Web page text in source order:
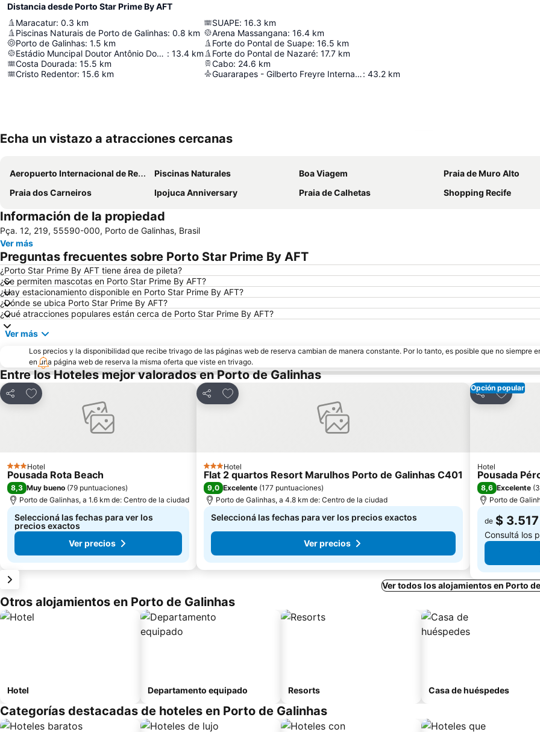
Distancia desde Porto Star Prime By AFT
Maracatur: 0.3 km
Piscinas Naturais de Porto de Galinhas: 0.8 km
Porto de Galinhas: 1.5 km
Estádio Muncipal Doutor Antônio Dourado Neto : 13.4 km
Costa Dourada: 15.5 km
Cristo Redentor: 15.6 km
SUAPE: 16.3 km
Arena Massangana: 16.4 km
Forte do Pontal de Suape: 16.5 km
Forte do Pontal de Nazaré: 17.7 km
Cabo: 24.6 km
Guararapes - Gilberto Freyre International Airport: 43.2 km
Echa un vistazo a atracciones cercanas
Aeropuerto Internacional de Recife-Guararapes Gilberto Freyre Piscinas Naturales Boa Viagem
Praia de Muro Alto
Praia dos Carneiros
Ipojuca Anniversary Praia de Calhetas Shopping Recife
Información de la propiedad
Pça. 12, 219, 55590-000, Porto de Galinhas, Brasil
Ver más
Preguntas frecuentes sobre Porto Star Prime By AFT
¿Porto Star Prime By AFT tiene área de pileta?
¿Se permiten mascotas en Porto Star Prime By AFT?
¿Hay estacionamiento disponible en Porto Star Prime By AFT?
¿Dónde se ubica Porto Star Prime By AFT?
¿Qué atracciones populares están cerca de Porto Star Prime By AFT?
Ver más
Los precios y la disponibilidad que recibe trivago de las páginas web de reserva cambian de manera constante. Por lo tanto, es posible que no siempre
en una página web de reserva la misma oferta que viste en trivago.
Entre los Hoteles mejor valorados en Porto de Galinhas
Compartir
Añadir a favoritos
3 Estrellas
Hotel
Pousada Rota Beach
8,3 Muy bueno (79 puntuaciones)
Porto de Galinhas, a 1.6 km de: Centro de la ciudad
Seleccioná las fechas para ver los
precios exactos
Ver precios
Compartir
Añadir a favoritos
3 Estrellas
Hotel
Flat 2 quartos Resort Marulhos Porto de Galinhas C401
9,0 Excelente (177 puntuaciones)
Porto de Galinhas, a 4.8 km de: Centro de la ciudad
Seleccioná las fechas para ver los precios exactos
Ver precios
Opción popular
Compartir
Añadir a
Hotel
Pousada
8,6 Excelente (
Porto de
de $ 3.517
Consultá los
Ver todos los alojamientos en Porto
Otros alojamientos en Porto de Galinhas
Hotel Departamento equipado Resorts Casa de huéspedes
Categorías destacadas de hoteles en Porto de Galinhas